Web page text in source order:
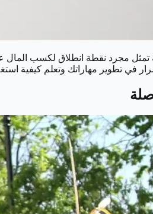
مجرد نقطة انطلاق لكسب المال عبر
في تطوير مهاراتك وتعلم كيفية